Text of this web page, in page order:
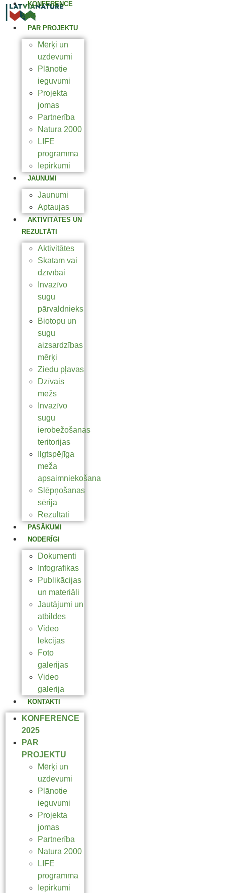
KONFERENCE
2025
PAR PROJEKTU
Mērķi un
uzdevumi
Plānotie
ieguvumi
Projekta
jomas
Partnerība
Natura 2000
LIFE
programma
Iepirkumi
JAUNUMI
Jaunumi
Aptaujas
AKTIVITĀTES UN
REZULTĀTI
Aktivitātes
Skatam vai
dzīvībai
Invazīvo
sugu
pārvaldnieks
Biotopu un
sugu
aizsardzības
mērķi
Ziedu pļavas
Dzīvais
mežs
Invazīvo
sugu
ierobežošanas
teritorijas
Ilgtspējīga
meža
apsaimniekošana
Slēpņošanas
sērija
Rezultāti
PASĀKUMI
NODERĪGI
Dokumenti
Infografikas
Publikācijas
un materiāli
Jautājumi un
atbildes
Video
lekcijas
Foto
galerijas
Video
galerija
KONTAKTI
KONFERENCE
2025
PAR
PROJEKTU
Mērķi un
uzdevumi
Plānotie
ieguvumi
Projekta
jomas
Partnerība
Natura 2000
LIFE
programma
Iepirkumi